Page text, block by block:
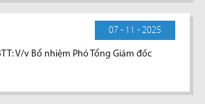
07 - 11 - 2025
V/v Bổ nhiệm Phó Tổng Giám đốc